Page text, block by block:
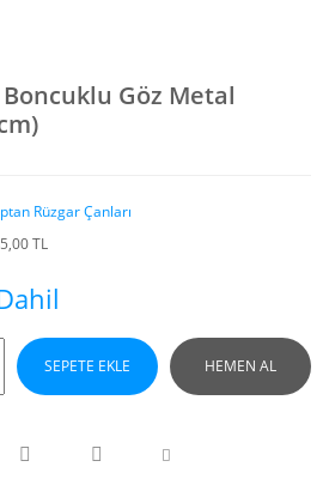
Göz Metal
Rüzgar Çanları
TL
SEPETE EKLE HEMEN AL